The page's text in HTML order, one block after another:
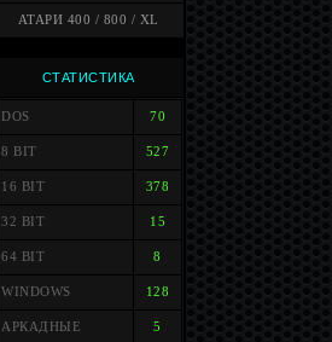
АТАРИ 400 / 800 / XL
СТАТИСТИКА
DOS 70
8 BIT 527
16 BIT 378
32 BIT 15
64 BIT 8
WINDOWS 128
АРКАДНЫЕ 5